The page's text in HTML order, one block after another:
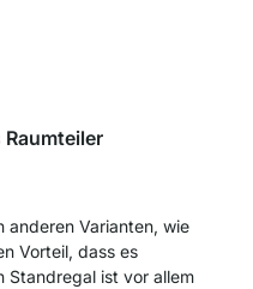
anderen Varianten, wie
Vorteil, dass es
Standregal ist vor allem